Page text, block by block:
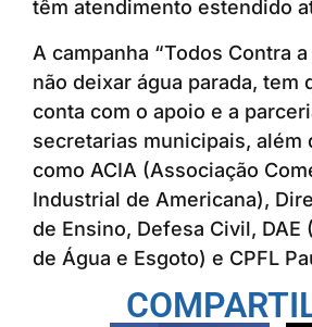
têm atendimento estendido
A campanha “Todos Contra
não deixar água parada, tem
conta com o apoio e a
secretarias municipais, além
como ACIA (Associação
Industrial de Americana),
de Ensino, Defesa Civil, DAE
de Água e Esgoto) e CPFL